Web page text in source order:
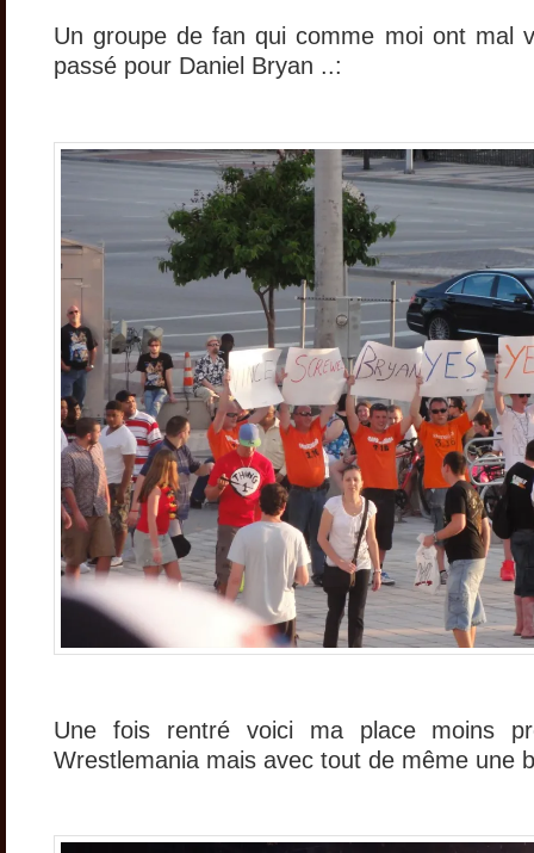
Un groupe de fan qui comme moi ont mal
passé pour Daniel Bryan ..:
Une fois rentré voici ma place moins
Wrestlemania mais avec tout de même une